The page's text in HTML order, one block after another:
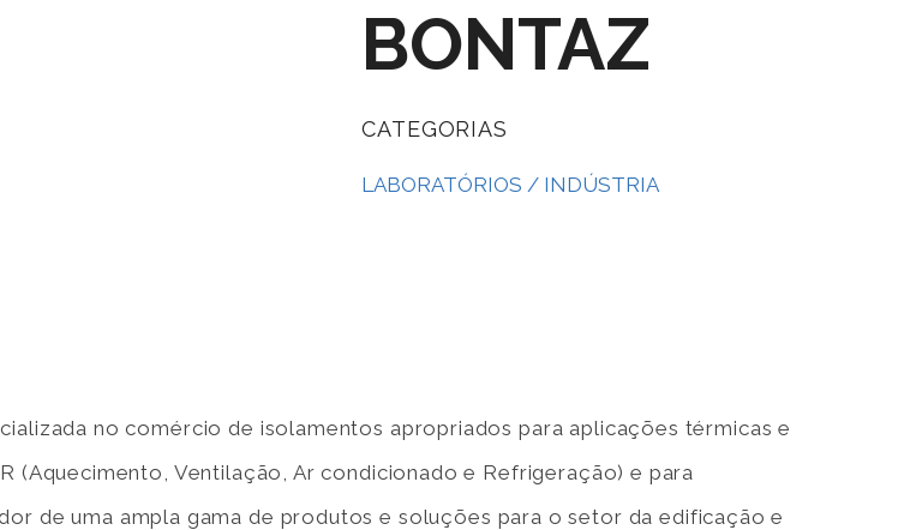
BONTAZ
CATEGORIAS
LABORATÓRIOS / INDÚSTRIA
no comércio de isolamentos apropriados para aplicações térmicas e
(Aquecimento, Ventilação, Ar condicionado e Refrigeração) e para
de uma ampla gama de produtos e soluções para o setor da edificação e